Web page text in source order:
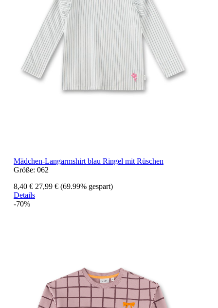
Mädchen-Langarmshirt blau Ringel mit Rüschen
Größe: 062
8,40 € 27,99 € (69.99% gespart)
Details
-70%